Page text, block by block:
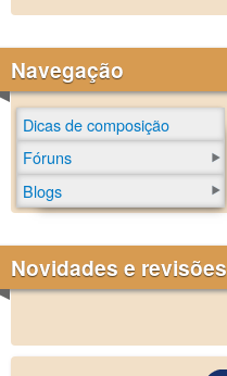
Navegação
Dicas de composição
Fóruns
Blogs
Novidades e revisões